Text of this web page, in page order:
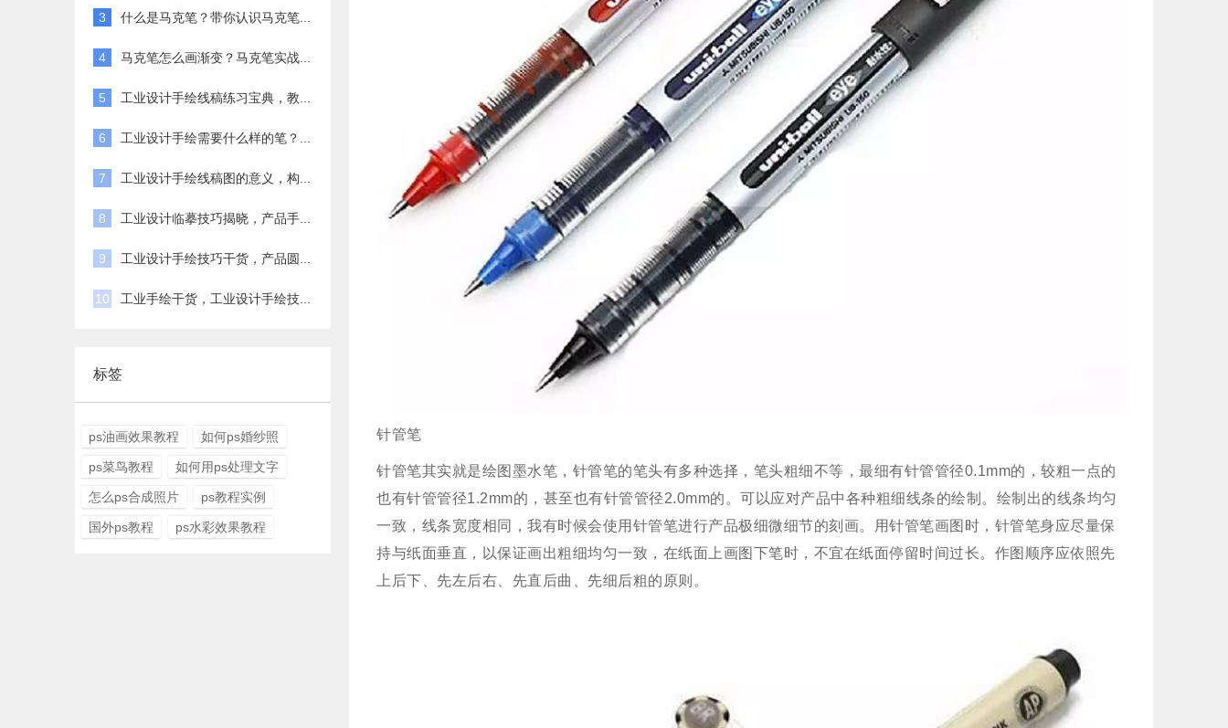
3 什么是马克笔？带你认识马克笔...
4 马克笔怎么画渐变？马克笔实战...
5 工业设计手绘线稿练习宝典，教...
6 工业设计手绘需要什么样的笔？...
7 工业设计手绘线稿图的意义，构...
8 工业设计临摹技巧揭晓，产品手...
9 工业设计手绘技巧干货，产品圆...
10 工业手绘干货，工业设计手绘技...
标签
ps油画效果教程 如何ps婚纱照
ps菜鸟教程 如何用ps处理文字
怎么ps合成照片 ps教程实例
国外ps教程 ps水彩效果教程
针管笔
针管笔其实就是绘图墨水笔，针管笔的笔头有多种选择，笔头粗细不等，最细有针管管径0.1mm的，较粗一点的
也有针管管径1.2mm的，甚至也有针管管径2.0mm的。可以应对产品中各种粗细线条的绘制。绘制出的线条均匀
一致，线条宽度相同，我有时候会使用针管笔进行产品极细微细节的刻画。用针管笔画图时，针管笔身应尽量保
持与纸面垂直，以保证画出粗细均匀一致，在纸面上画图下笔时，不宜在纸面停留时间过长。作图顺序应依照先
上后下、先左后右、先直后曲、先细后粗的原则。